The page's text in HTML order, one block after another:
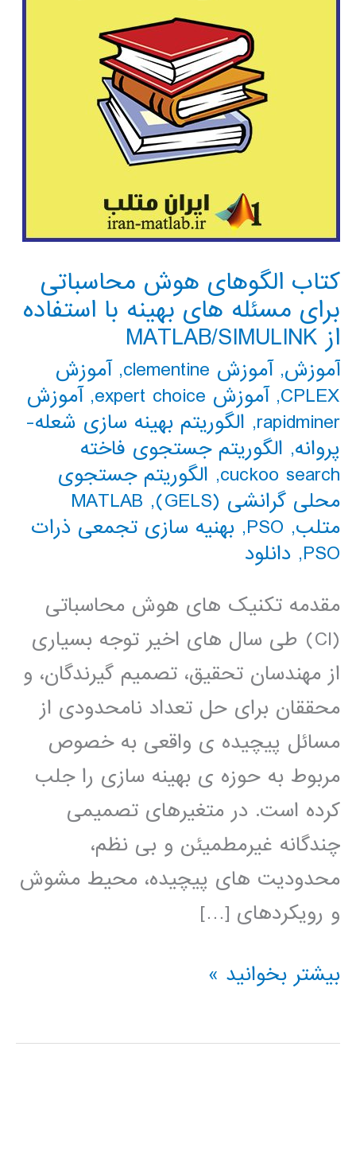
کتاب الگوهای هوش محاسباتی
برای مسئله های بهینه با استفاده
از MATLAB/SIMULINK
آموزش,آموزش clementine ,آموزش
CPLEX
,آموزش expert choice ,آموزش
rapidminer
, الگوریتم بهینه سازی شعله-
پروانه, الگوریتم جستجوی فاخته
cuckoo search
, الگوریتم جستجوی
محلی گرانشی (GELS)
,
MATLAB
متلب,
PSO
, بهنیه سازی تجمعی ذرات
PSO
, دانلود
مقدمه تکنیک های هوش محاسباتی
(CI) طی سال های اخیر توجه بسیاری
از مهندسان تحقیق، تصمیم گیرندگان، و
محققان برای حل تعداد نامحدودی از
مسائل پیچیده ی واقعی به خصوص
مربوط به حوزه ی بهینه سازی را جلب
کرده است. در متغیرهای تصمیمی
چندگانه غیرمطمیئن و بی نظم،
محدودیت های پیچیده، محیط مشوش
و رویکردهای […]
کتاب
هوش
بیشتر بخوانید »